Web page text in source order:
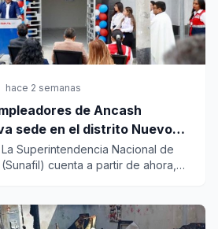
hace 2 semanas
de Ancash
sede en el distrito Nuevo
Superintendencia Nacional de
cuenta a partir de ahora,